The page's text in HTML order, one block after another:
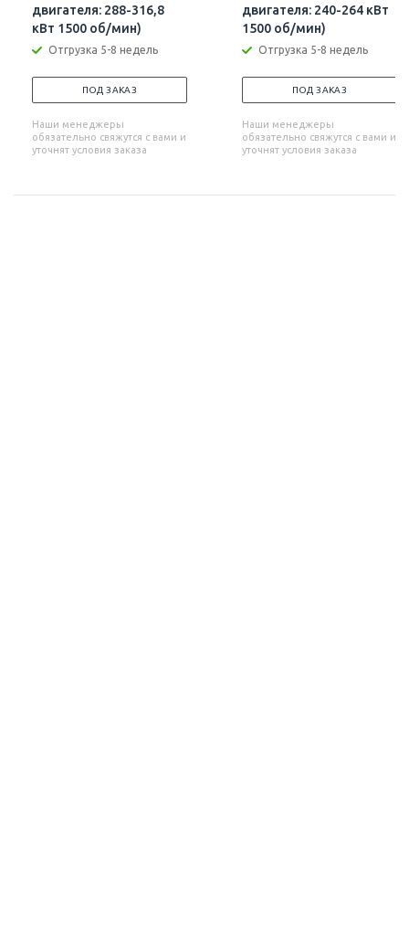
двигателя: 288-316,8
кВт 1500 об/мин)
Отгрузка 5-8 недель
ПОД ЗАКАЗ
Наши менеджеры
обязательно свяжутся с вами и
уточнят условия заказа
двигателя: 240-264 кВт
1500 об/мин)
Отгрузка 5-8 недель
ПОД ЗАКАЗ
Наши менеджеры
обязательно свяжутся с вами и
уточнят условия заказа